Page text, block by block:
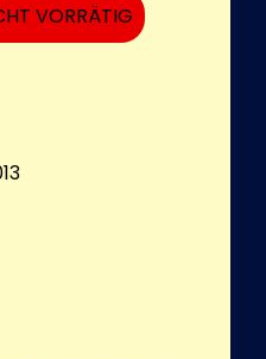
VORRÄTIG